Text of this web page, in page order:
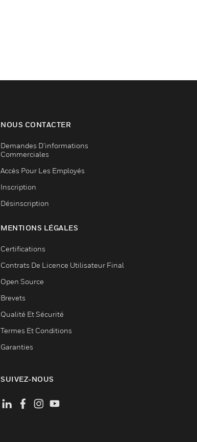
NOUS CONTACTER
Demandes D’informations
Commerciales
Accès Pour Les Employés
Inscription
Désinscription
MENTIONS LÉGALES
Certifications
Contrats De Licence Utilisateur Final
Open Source
Brevets
Qualité Et Sécurité
Termes Et Conditions
Garanties
SUIVEZ-NOUS